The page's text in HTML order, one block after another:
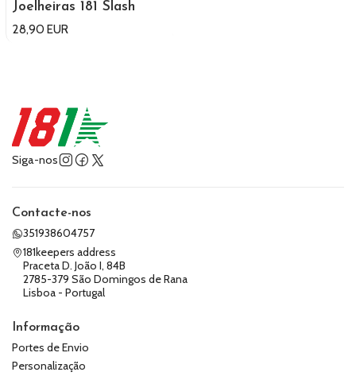
Joelheiras 181 Slash
28,90 EUR
Siga-nos
Contacte-nos
351938604757
181keepers address
Praceta D. João I, 84B
2785-379 São Domingos de Rana
Lisboa - Portugal
Informação
Portes de Envio
Personalização